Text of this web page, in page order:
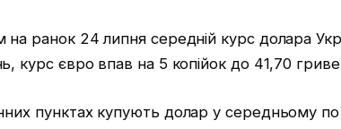
на ранок 24 липня середній курс долара
курс євро впав на 5 копійок до 41,70
пунктах купують долар у середньому по